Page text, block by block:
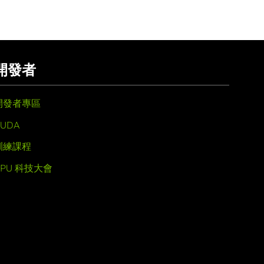
發者
發者專區
練課程
科技大會